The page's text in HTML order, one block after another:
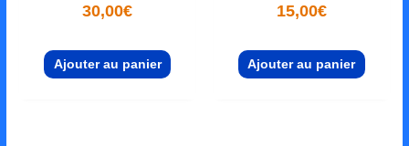
30,00€
Ajouter au panier
15,00€
Ajouter au panier